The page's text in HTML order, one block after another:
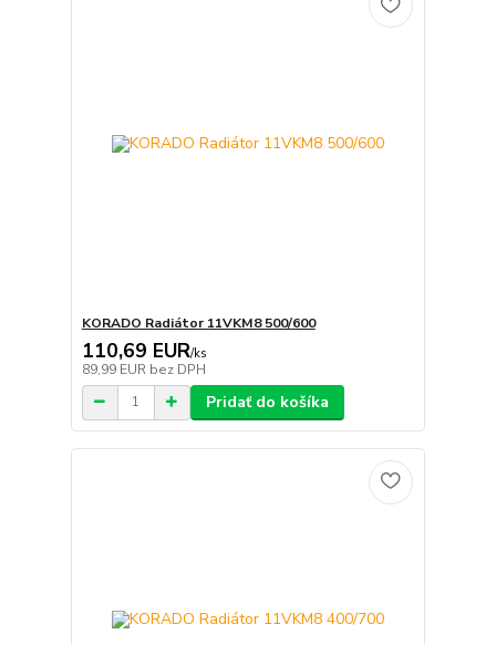
KORADO Radiátor 11VKM8 500/600
110,69 EUR/ks
89,99 EUR bez DPH
Pridať do košíka